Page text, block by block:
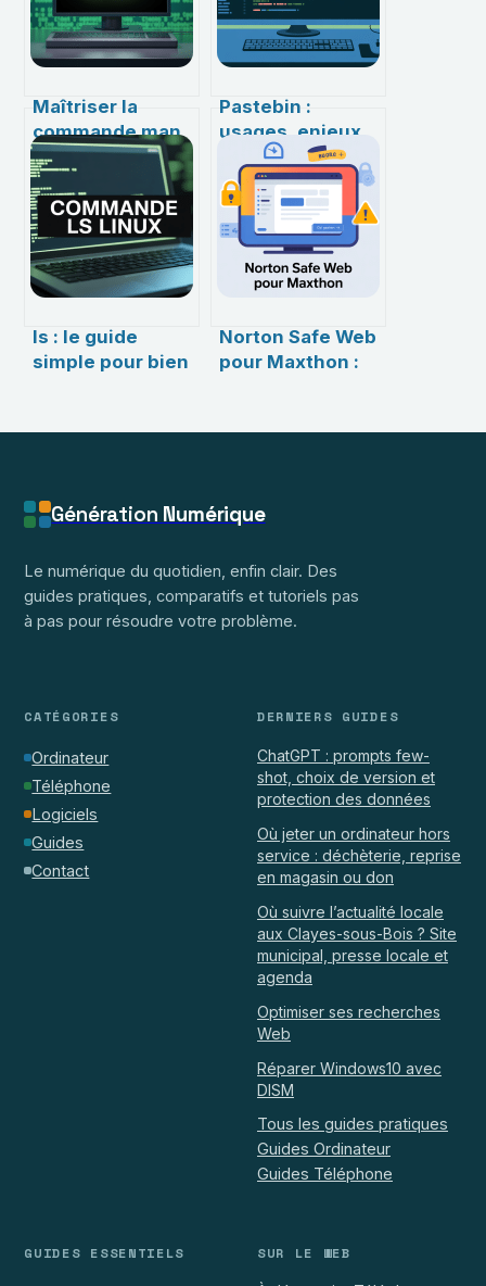
Maîtriser la
commande man
grep : tout ce
qu’il faut savoir
pour optimiser
vos recherches
sous Linux
Pastebin :
usages, enjeux
et alternatives
pour partager du
code en ligne
ls : le guide
simple pour bien
listing sous
Norton Safe Web
pour Maxthon :
efficacement
Génération Numérique
Le numérique du quotidien, enfin clair. Des
guides pratiques, comparatifs et tutoriels pas
à pas pour résoudre votre problème.
CATÉGORIES
Ordinateur
Téléphone
Logiciels
Guides
Contact
DERNIERS GUIDES
ChatGPT : prompts few-
shot, choix de version et
protection des données
Où jeter un ordinateur hors
service : déchèterie, reprise
en magasin ou don
Où suivre l’actualité locale
aux Clayes-sous-Bois ? Site
municipal, presse locale et
agenda
Optimiser ses recherches
Web
Réparer Windows10 avec
DISM
Tous les guides pratiques
Guides Ordinateur
Guides Téléphone
GUIDES ESSENTIELS SUR LE WEB